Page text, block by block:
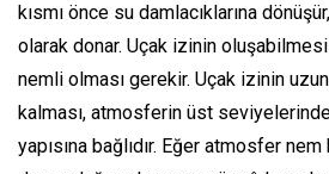
kısmı önce su damlacıklarına
olarak donar. Uçak izinin
nemli olması gerekir. Uçak izinin
kalması, atmosferin üst
yapısına bağlıdır. Eğer atmosfer nem